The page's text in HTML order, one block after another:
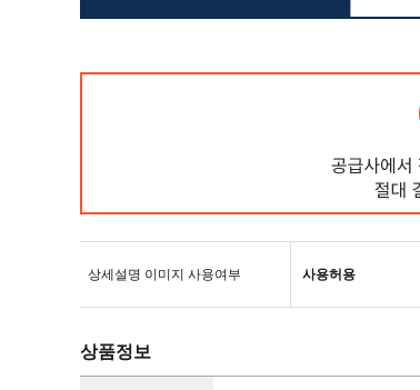
상세설명 이미지 사용여부 사용허용
상품정보